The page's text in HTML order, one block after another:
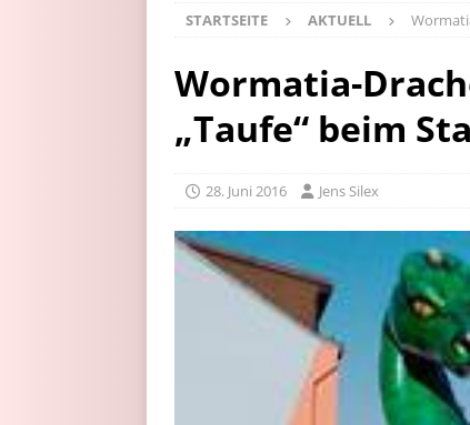
STARTSEITE AKTUELL
Wormatia-
„Taufe“ beim
28. Juni 2016 Jens Silex